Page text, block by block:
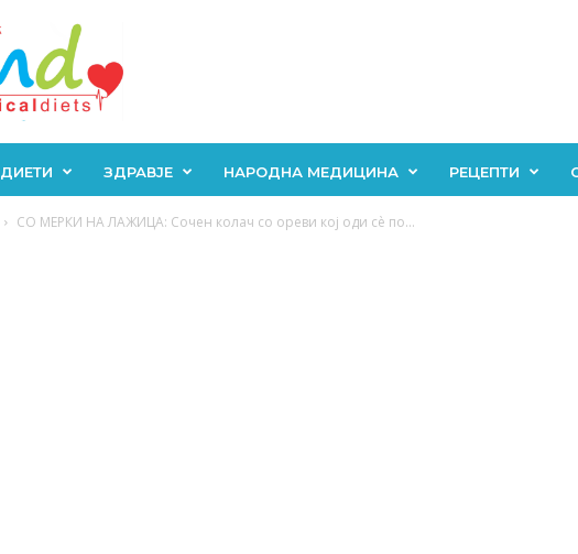
ДИЕТИ ЗДРАВЈЕ НАРОДНА МЕДИЦИНА РЕЦЕПТИ
СО МЕРКИ НА ЛАЖИЦА: Сочен колач со ореви кој оди сè по...